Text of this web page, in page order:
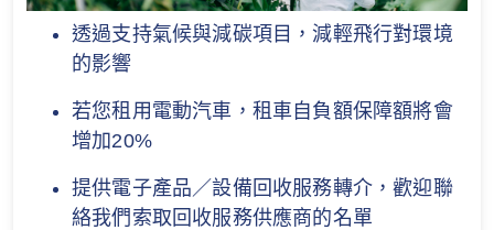
2. 不受保活動
除非已列明於隨保單附帶的保障表或批單內為受
保活動，否則本保單決不承保因以下活動所引致
(a) 任何空中活動，除非當時你：
如客戶同時符合就相同保單的其他現行推廣
優惠之條件，蘇黎世保留權利自行決定只提
供其中一項優惠予客戶。
所有與本推廣期有關之日期及時間均以蘇黎
世之紀錄為準。任何因電腦、網路等技術問
題而引致投保人申請程序中斷或有任何遲
延、遺失、錯誤、無法辨識等情況，蘇黎世
透過支持氣候與減碳項目，減輕飛行對環境
的影響
若您租用電動汽車，租車自負額保障額將會
增加20%
提供電子產品／設備回收服務轉介，歡迎聯
絡我們索取回收服務供應商的名單